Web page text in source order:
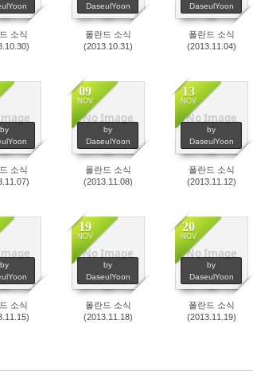
소식
DaseulYoon
폴란드 소식
(2013.10.31)
DaseulYoon
폴란드 소식
(2013.11.04)
by
소식
No Image
09
NOV
by
DaseulYoon
2345
폴란드 소식
(2013.11.08)
No Image
13
NOV
by
DaseulYoon
2379
폴란드 소식
(2013.11.12)
by
소식
No Image
19
NOV
by
DaseulYoon
1955
폴란드 소식
(2013.11.18)
No Image
20
NOV
by
DaseulYoon
2141
폴란드 소식
(2013.11.19)